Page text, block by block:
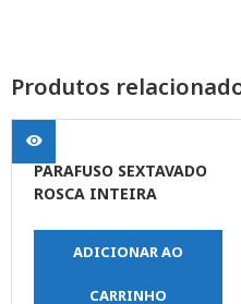
Produtos
PARAFUSO SEXTAVADO
ROSCA INTEIRA
ADICIONAR AO
CARRINHO